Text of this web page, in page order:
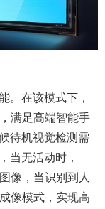
。在该模式下，
满足高端智能手
待机视觉检测需
当无活动时，
像，当识别到人
像模式，实现高